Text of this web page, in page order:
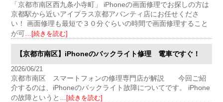
「京都市南区西九条小寺町」 iPhoneの画面修理でお探しの方は
京都駅から近いアイプラス京都アバンティ店にお任せくださ
い！ 画面修理も最短で３０分ぐらいの時間で画面修理すること
が可…[続きを読む]
【京都市南区】iPhoneのバックライト修理 電車ですぐ！
2026/06/21
京都市南区 スマートフォンの修理専門店が解説 今回ご紹
介するのは、iPhoneのバックライト故障についてです。 iPhone
の故障というと …[続きを読む]